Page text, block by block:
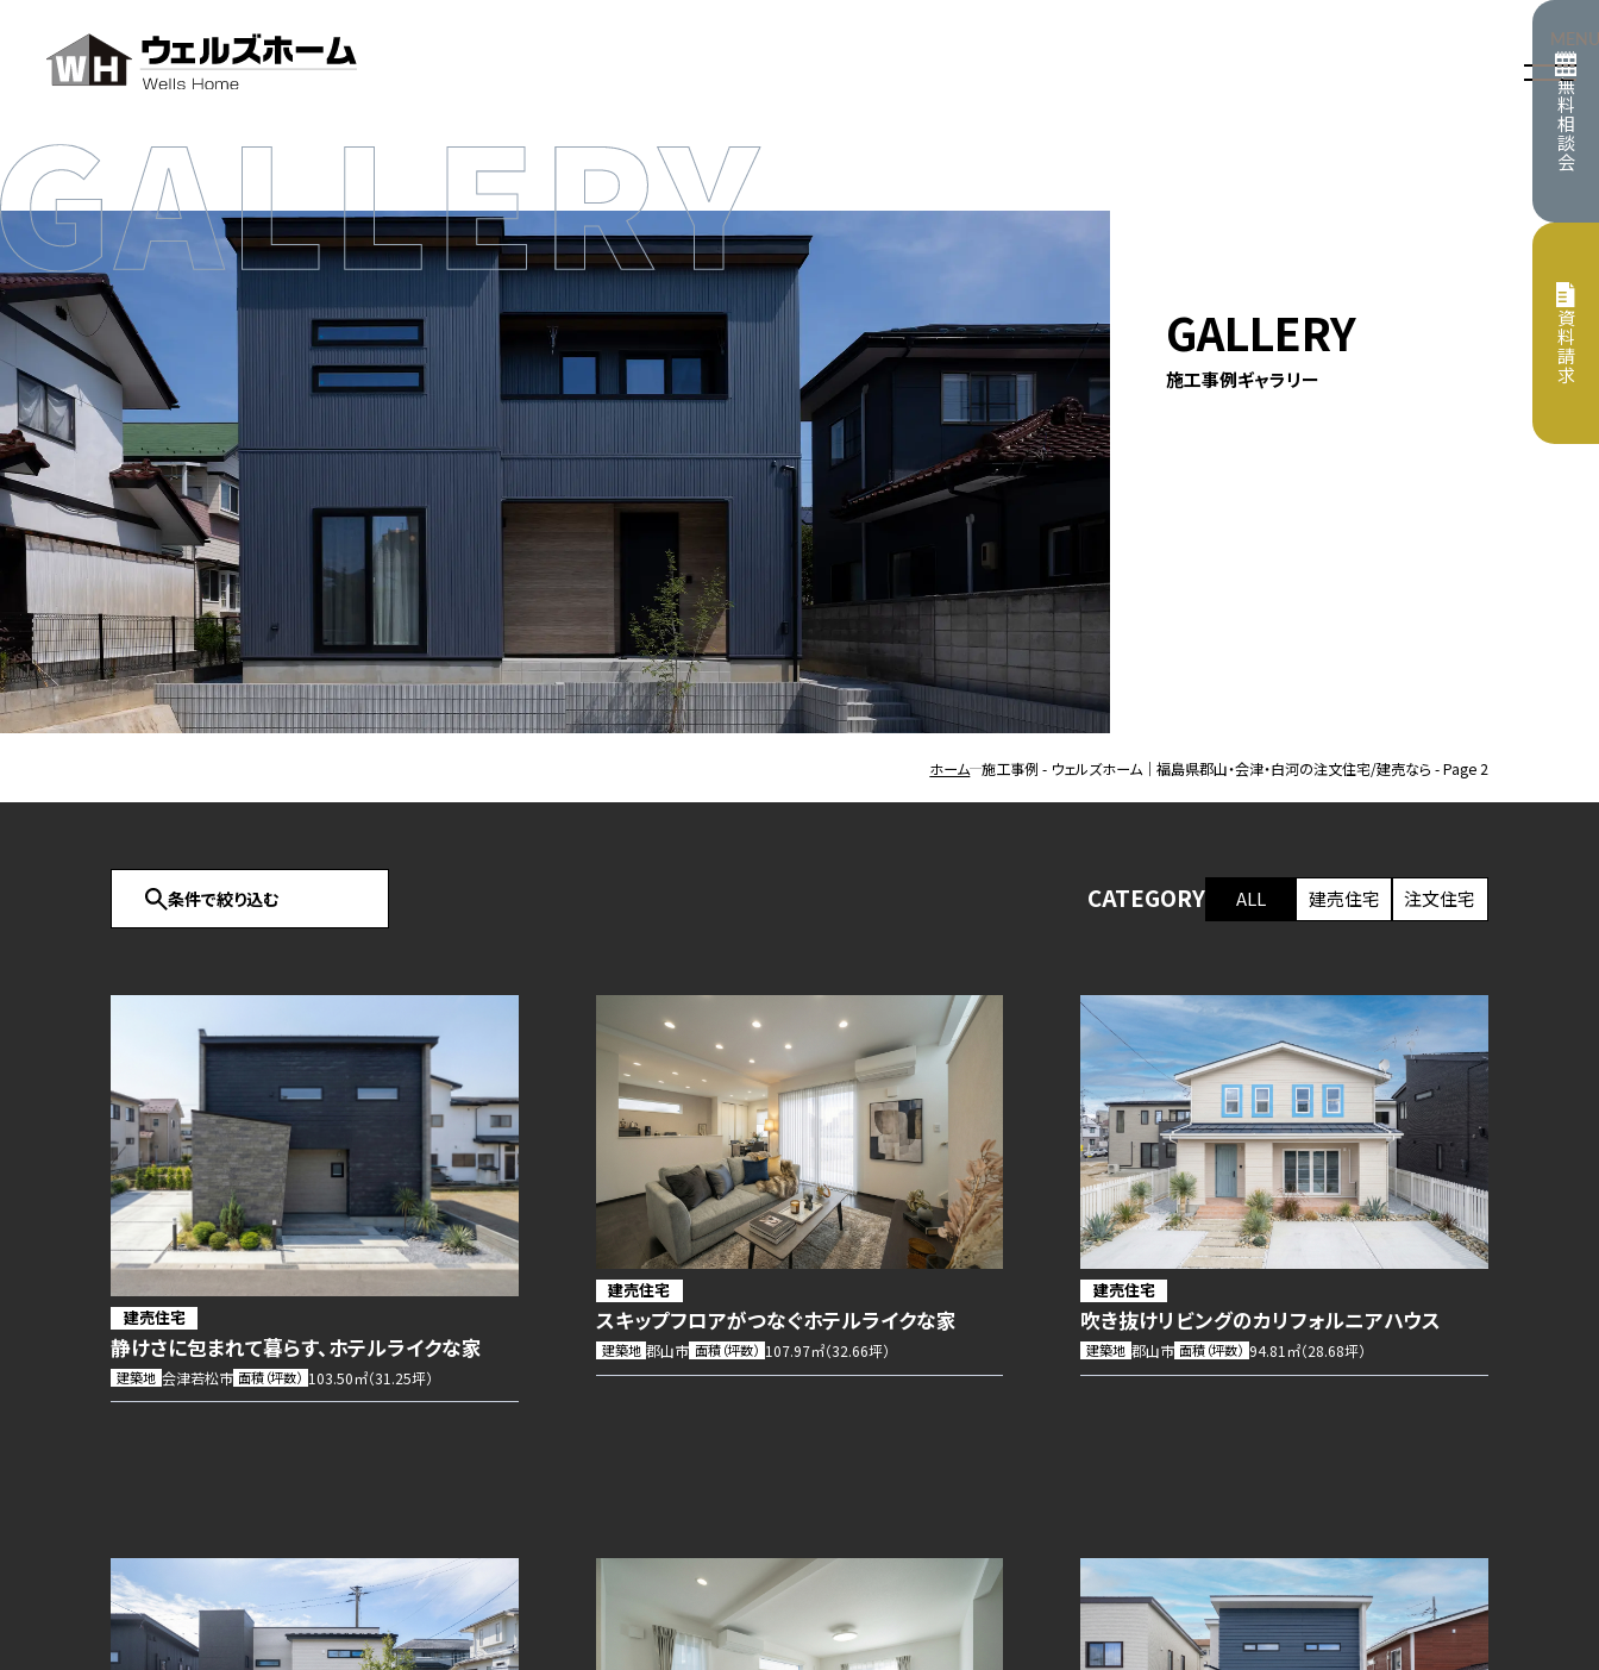
おすすめの記事
お知らせ
コンセプト 保証・サポート
注文住宅
SmALL
土地
建売
会社案内
採用情報
イベントを見る
無料パンフレットプレゼント
無料相談会を予約する
Instagramから問い合わせ
フリーダイヤル
プライバシーポリシー
無
料
相
談
会
資
料
請
求
GALLERY
施工事例ギャラリー
ホーム 施工事例 - ウェルズホーム｜福島県郡山・会津・白河の注文住宅/建売なら - Page 2
条件で絞り込む CATEGORY ALL 建売住宅 注文住宅
建売住宅
静けさに包まれて暮らす、ホテルライクな家
建築地 会津若松市 面積（坪数） 103.50㎡（31.25坪）
建売住宅
スキップフロアがつなぐホテルライクな家
建築地 郡山市 面積（坪数） 107.97㎡（32.66坪）
建売住宅
吹き抜けリビングのカリフォルニアハウス
建築地 郡山市 面積（坪数） 94.81㎡（28.68坪）